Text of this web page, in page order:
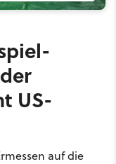
US-
auf die